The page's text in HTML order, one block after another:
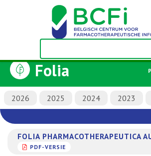
Folia
2026 2025 2024 2023
FOLIA PHARMACOTHERAPEUTICA
PDF-VERSIE